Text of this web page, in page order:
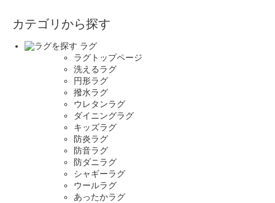
カテゴリから探す
ラグ
ラグトップページ
洗えるラグ
円形ラグ
撥水ラグ
ウレタンラグ
ダイニングラグ
キッズラグ
防炎ラグ
防音ラグ
防ダニラグ
シャギーラグ
ウールラグ
あったかラグ